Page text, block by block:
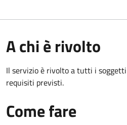
A chi è rivolto
Il servizio è rivolto a tutti i
requisiti previsti.
Come fare